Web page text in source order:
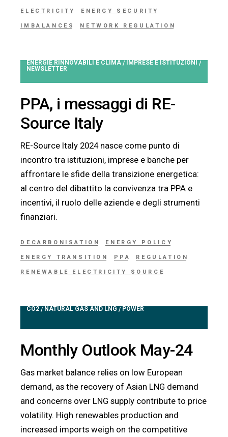
ELECTRICITY ENERGY SECURITY
IMBALANCES NETWORK REGULATION
ENERGIE RINNOVABILI E CLIMA / IMPRESE E ISTITUZIONI /
NEWSLETTER
PPA, i messaggi di RE-
Source Italy
RE-Source Italy 2024 nasce come punto di
incontro tra istituzioni, imprese e banche per
affrontare le sfide della transizione energetica:
al centro del dibattito la convivenza tra PPA e
incentivi, il ruolo delle aziende e degli strumenti
finanziari.
DECARBONISATION ENERGY POLICY
ENERGY TRANSITION PPA REGULATION
RENEWABLE ELECTRICITY SOURCE
CO2 / NATURAL GAS AND LNG / POWER
Monthly Outlook May-24
Gas market balance relies on low European
demand, as the recovery of Asian LNG demand
and concerns over LNG supply contribute to price
volatility. High renewables production and
increased imports weigh on the competitive